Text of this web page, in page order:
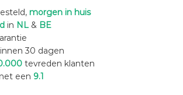
morgen in huis
in NL& BE
30 dagen
tevreden klanten
een 9.1